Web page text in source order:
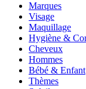
Marques
Visage
Maquillage
Hygiène &
Cheveux
Hommes
Bébé & Enfant
Thèmes